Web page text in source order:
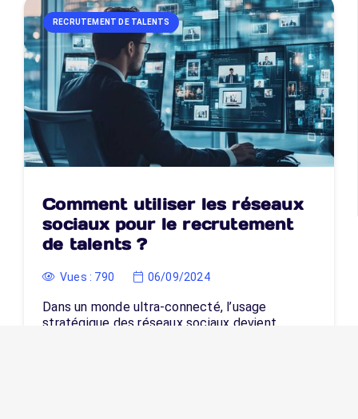
RECRUTEMENT DE TALENTS
Comment utiliser les réseaux
sociaux pour le recrutement
de talents ?
Vues : 790 06/09/2024
Dans un monde ultra-connecté, l’usage
stratégique des réseaux sociaux devient